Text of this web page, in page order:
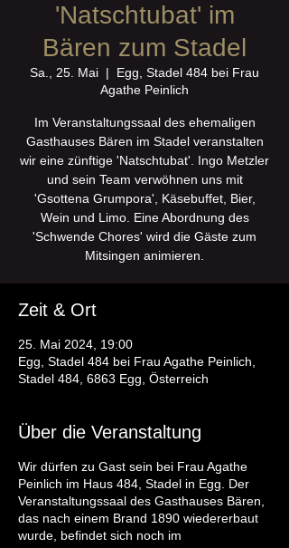
'Natschtubat' im
Bären zum Stadel
Sa., 25. Mai
  |
Egg, Stadel 484 bei Frau
Agathe Peinlich
Im Veranstaltungssaal des ehemaligen
Gasthauses Bären im Stadel veranstalten
wir eine zünftige 'Natschtubat'. Ingo Metzler
und sein Team verwöhnen uns mit
'Gsottena Grumpora', Käsebuffet, Bier,
Wein und Limo. Eine Abordnung des
'Schwende Chores' wird die Gäste zum
Mitsingen animieren.
Zeit & Ort
25. Mai 2024, 19:00
Egg, Stadel 484 bei Frau Agathe Peinlich,
Stadel 484, 6863 Egg, Österreich
Über die Veranstaltung
Wir dürfen zu Gast sein bei Frau Agathe
Peinlich im Haus 484, Stadel in Egg. Der
Veranstaltungssaal des Gasthauses Bären,
das nach einem Brand 1890 wiedererbaut
wurde, befindet sich noch im